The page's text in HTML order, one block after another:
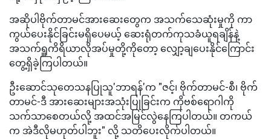
အဆိုပါဗိုက်တာမင်အားဆေးတွေက အသက်သေဆုံးမှုကို ကာ
ကွယ်ပေးနိုင်ခြင်းမရှိပေမယ့် ဆေးရုံတက်ကုသခံယူရချိန်နဲ့
အသက်ရှူကိရိယာလိုအပ်မှုတို့ကိုတော့ လျှော့ချပေးနိုင်ကြောင်း
တွေ့ရှိခဲ့ကြပါတယ်။
ဦးဆောင်သုတေသနပြုသူ'ဘာရန်'က "ဇင့်၊ ဗိုက်တာမင်-စီ၊ ဗိုက်
တာမင်-ဒီ အားဆေးများအသုံးပြုခြင်းက ကိုဗစ်ရောဂါကို
သက်သာစေတယ်လို့ အထင်အမြင်လွဲနေကြပါတယ်။ တကယ်
က အဲဒီလိုမဟုတ်ပါဘူး" လို့ သတိပေးလိုက်ပါတယ်။